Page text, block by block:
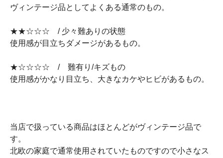
ヴィンテージ品としてよくある通常のもの。
★★☆☆☆ / 少々難ありの状態
使用感が目立ちダメージがあるもの。
★☆☆☆☆ / 難有り/キズもの
使用感がかなり目立ち、大きなカケやヒビがあるもの。
当店で扱っている商品はほとんどがヴィンテージ品で
す。
北欧の家庭で通常使用されていたものですので小さなス